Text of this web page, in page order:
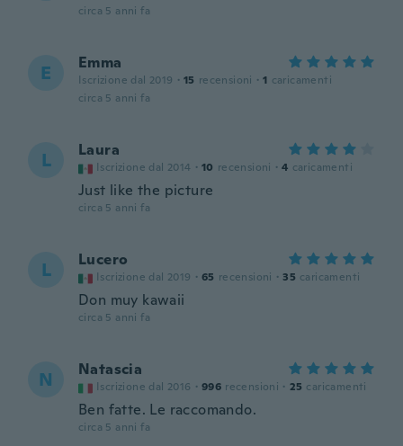
circa 5 anni fa
E Emma
Iscrizione dal 2019 · 15 recensioni · 1 caricamenti
circa 5 anni fa
L Laura
Iscrizione dal 2014 · 10 recensioni · 4 caricamenti
Just like the picture
circa 5 anni fa
L Lucero
Iscrizione dal 2019 · 65 recensioni · 35 caricamenti
Don muy kawaii
circa 5 anni fa
N Natascia
Iscrizione dal 2016 · 996 recensioni · 25 caricamenti
Ben fatte. Le raccomando.
circa 5 anni fa